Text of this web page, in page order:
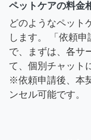
ペットケアの料金
どのようなペット
します。 「依頼
で、まずは、各サ
て、個別チャット
※依頼申請後、本
ンセル可能です。